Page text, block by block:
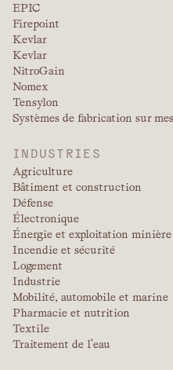
EPIC
Firepoint
Kevlar
Kevlar
NitroGain
Nomex
Tensylon
Systèmes de fabrication sur
INDUSTRIES
Agriculture
Bâtiment et construction
Défense
Électronique
Énergie et exploitation minière
Incendie et sécurité
Logement
Industrie
Mobilité, automobile et marine
Pharmacie et nutrition
Textile
Traitement de l'eau